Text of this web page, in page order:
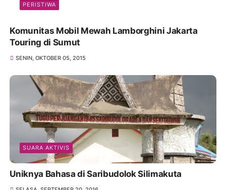
PERISTIWA
Komunitas Mobil Mewah Lamborghini Jakarta
Touring di Sumut
SENIN, OKTOBER 05, 2015
SUARA AKTIVIS
Uniknya Bahasa di Saribudolok Silimakuta